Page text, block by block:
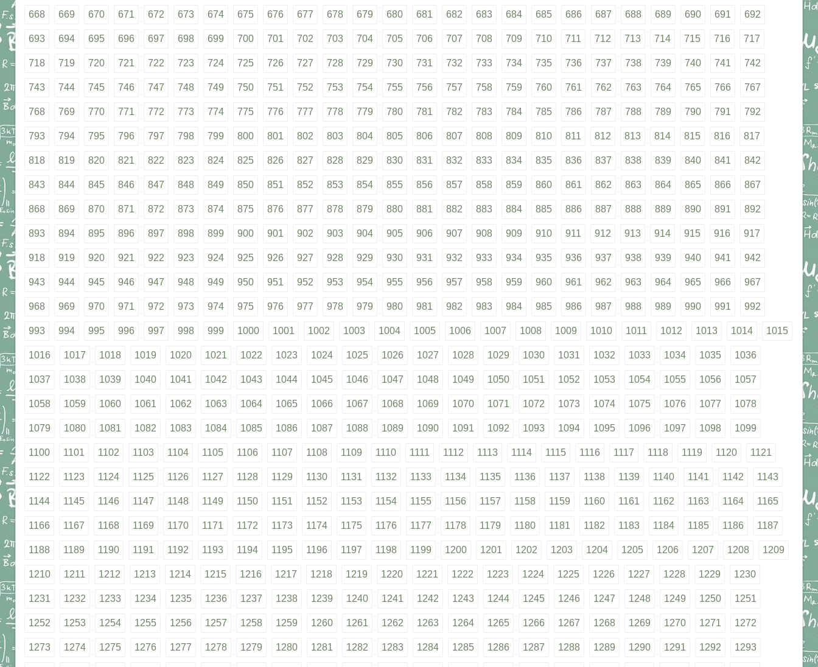
668 669 670 671 672 673 674 675 676 677 678 679 680 681 682 683 684 685 686 687 688 689 690 691 692
693 694 695 696 697 698 699 700 701 702 703 704 705 706 707 708 709 710 711 712 713 714 715 716 717
718 719 720 721 722 723 724 725 726 727 728 729 730 731 732 733 734 735 736 737 738 739 740 741 742
743 744 745 746 747 748 749 750 751 752 753 754 755 756 757 758 759 760 761 762 763 764 765 766 767
768 769 770 771 772 773 774 775 776 777 778 779 780 781 782 783 784 785 786 787 788 789 790 791 792
793 794 795 796 797 798 799 800 801 802 803 804 805 806 807 808 809 810 811 812 813 814 815 816 817
818 819 820 821 822 823 824 825 826 827 828 829 830 831 832 833 834 835 836 837 838 839 840 841 842
843 844 845 846 847 848 849 850 851 852 853 854 855 856 857 858 859 860 861 862 863 864 865 866 867
868 869 870 871 872 873 874 875 876 877 878 879 880 881 882 883 884 885 886 887 888 889 890 891 892
893 894 895 896 897 898 899 900 901 902 903 904 905 906 907 908 909 910 911 912 913 914 915 916 917
918 919 920 921 922 923 924 925 926 927 928 929 930 931 932 933 934 935 936 937 938 939 940 941 942
943 944 945 946 947 948 949 950 951 952 953 954 955 956 957 958 959 960 961 962 963 964 965 966 967
968 969 970 971 972 973 974 975 976 977 978 979 980 981 982 983 984 985 986 987 988 989 990 991 992
993 994 995 996 997 998 999 1000 1001 1002 1003 1004 1005 1006 1007 1008 1009 1010 1011 1012 1013 1014 1015
1016 1017 1018 1019 1020 1021 1022 1023 1024 1025 1026 1027 1028 1029 1030 1031 1032 1033 1034 1035 1036
1037 1038 1039 1040 1041 1042 1043 1044 1045 1046 1047 1048 1049 1050 1051 1052 1053 1054 1055 1056 1057
1058 1059 1060 1061 1062 1063 1064 1065 1066 1067 1068 1069 1070 1071 1072 1073 1074 1075 1076 1077 1078
1079 1080 1081 1082 1083 1084 1085 1086 1087 1088 1089 1090 1091 1092 1093 1094 1095 1096 1097 1098 1099
1100 1101 1102 1103 1104 1105 1106 1107 1108 1109 1110 1111 1112 1113 1114 1115 1116 1117 1118 1119 1120 1121
1122 1123 1124 1125 1126 1127 1128 1129 1130 1131 1132 1133 1134 1135 1136 1137 1138 1139 1140 1141 1142 1143
1144 1145 1146 1147 1148 1149 1150 1151 1152 1153 1154 1155 1156 1157 1158 1159 1160 1161 1162 1163 1164 1165
1166 1167 1168 1169 1170 1171 1172 1173 1174 1175 1176 1177 1178 1179 1180 1181 1182 1183 1184 1185 1186 1187
1188 1189 1190 1191 1192 1193 1194 1195 1196 1197 1198 1199 1200 1201 1202 1203 1204 1205 1206 1207 1208 1209
1210 1211 1212 1213 1214 1215 1216 1217 1218 1219 1220 1221 1222 1223 1224 1225 1226 1227 1228 1229 1230
1231 1232 1233 1234 1235 1236 1237 1238 1239 1240 1241 1242 1243 1244 1245 1246 1247 1248 1249 1250 1251
1252 1253 1254 1255 1256 1257 1258 1259 1260 1261 1262 1263 1264 1265 1266 1267 1268 1269 1270 1271 1272
1273 1274 1275 1276 1277 1278 1279 1280 1281 1282 1283 1284 1285 1286 1287 1288 1289 1290 1291 1292 1293